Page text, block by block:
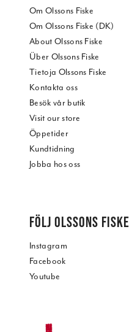
Om Olssons Fiske
Om Olssons Fiske (DK)
About Olssons Fiske
Über Olssons Fiske
Tietoja Olssons Fiske
Kontakta oss
Besök vår butik
Visit our store
Öppetider
Kundtidning
Jobba hos oss
FÖLJ OLSSONS FISKE
Instagram
Facebook
Youtube